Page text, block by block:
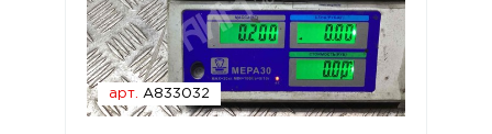
арт. A833032